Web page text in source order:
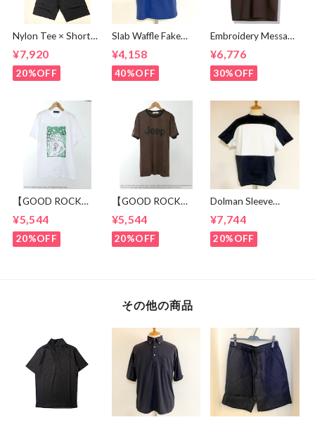
Nylon Tee × Shorts
¥7,920
20%OFF
Slab Waffle Fake
Cut & Sewn Navy
¥4,158
40%OFF
Embroidery Message
shirts Brown
¥6,776
30%OFF
【GOOD ROCK
SPEED】 GREEN
DAY “Kerplunk!”
Front & Back
Graphic T-Shirt
¥5,544
20%OFF
【GOOD ROCK
SPEED】 Jeep®
Classic Logo Graphic
Ringer T-Shirt
Brown
¥5,544
20%OFF
Dolman Sleeve
Switch Cut &
Sewn Black /
White
¥7,744
20%OFF
その他の商品